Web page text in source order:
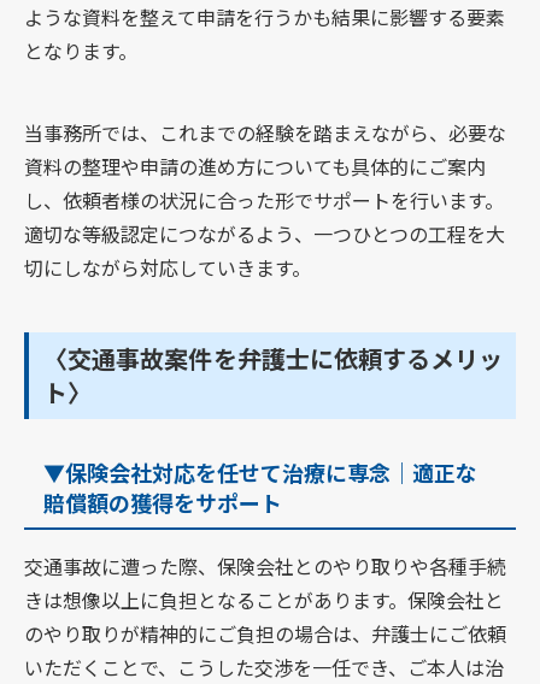
ような資料を整えて申請を行うかも結果に影響する要素
となります。
当事務所では、これまでの経験を踏まえながら、必要な
資料の整理や申請の進め方についても具体的にご案内
し、依頼者様の状況に合った形でサポートを行います。
適切な等級認定につながるよう、一つひとつの工程を大
切にしながら対応していきます。
〈交通事故案件を弁護士に依頼するメリッ
ト〉
▼保険会社対応を任せて治療に専念｜適正な
賠償額の獲得をサポート
交通事故に遭った際、保険会社とのやり取りや各種手続
きは想像以上に負担となることがあります。保険会社と
のやり取りが精神的にご負担の場合は、弁護士にご依頼
いただくことで、こうした交渉を一任でき、ご本人は治